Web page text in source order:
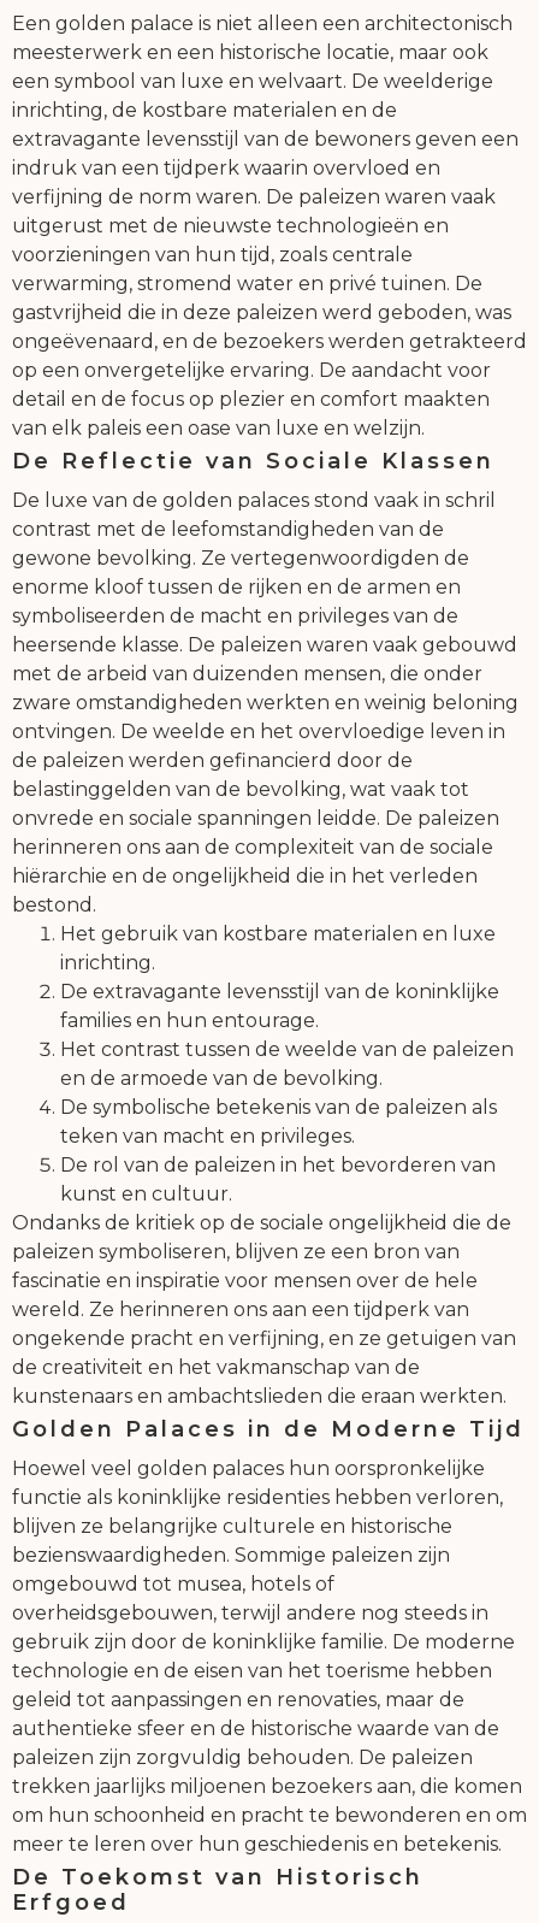
Een golden palace is niet alleen een architectonisch
meesterwerk en een historische locatie, maar ook
een symbool van luxe en welvaart. De weelderige
inrichting, de kostbare materialen en de
extravagante levensstijl van de bewoners geven een
indruk van een tijdperk waarin overvloed en
verfijning de norm waren. De paleizen waren vaak
uitgerust met de nieuwste technologieën en
voorzieningen van hun tijd, zoals centrale
verwarming, stromend water en privé tuinen. De
gastvrijheid die in deze paleizen werd geboden, was
ongeëvenaard, en de bezoekers werden getrakteerd
op een onvergetelijke ervaring. De aandacht voor
detail en de focus op plezier en comfort maakten
van elk paleis een oase van luxe en welzijn.
De Reflectie van Sociale Klassen
De luxe van de golden palaces stond vaak in schril
contrast met de leefomstandigheden van de
gewone bevolking. Ze vertegenwoordigden de
enorme kloof tussen de rijken en de armen en
symboliseerden de macht en privileges van de
heersende klasse. De paleizen waren vaak gebouwd
met de arbeid van duizenden mensen, die onder
zware omstandigheden werkten en weinig beloning
ontvingen. De weelde en het overvloedige leven in
de paleizen werden gefinancierd door de
belastinggelden van de bevolking, wat vaak tot
onvrede en sociale spanningen leidde. De paleizen
herinneren ons aan de complexiteit van de sociale
hiërarchie en de ongelijkheid die in het verleden
bestond.
Het gebruik van kostbare materialen en luxe
inrichting.
De extravagante levensstijl van de koninklijke
families en hun entourage.
Het contrast tussen de weelde van de paleizen
en de armoede van de bevolking.
De symbolische betekenis van de paleizen als
teken van macht en privileges.
De rol van de paleizen in het bevorderen van
kunst en cultuur.
Ondanks de kritiek op de sociale ongelijkheid die de
paleizen symboliseren, blijven ze een bron van
fascinatie en inspiratie voor mensen over de hele
wereld. Ze herinneren ons aan een tijdperk van
ongekende pracht en verfijning, en ze getuigen van
de creativiteit en het vakmanschap van de
kunstenaars en ambachtslieden die eraan werkten.
Golden Palaces in de Moderne Tijd
Hoewel veel golden palaces hun oorspronkelijke
functie als koninklijke residenties hebben verloren,
blijven ze belangrijke culturele en historische
bezienswaardigheden. Sommige paleizen zijn
omgebouwd tot musea, hotels of
overheidsgebouwen, terwijl andere nog steeds in
gebruik zijn door de koninklijke familie. De moderne
technologie en de eisen van het toerisme hebben
geleid tot aanpassingen en renovaties, maar de
authentieke sfeer en de historische waarde van de
paleizen zijn zorgvuldig behouden. De paleizen
trekken jaarlijks miljoenen bezoekers aan, die komen
om hun schoonheid en pracht te bewonderen en om
meer te leren over hun geschiedenis en betekenis.
De Toekomst van Historisch
Erfgoed